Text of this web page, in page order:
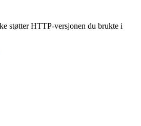
støtter HTTP-versjonen du brukte i